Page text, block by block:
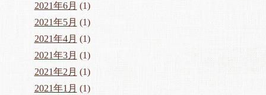
2021年6月 (1)
2021年5月 (1)
2021年4月 (1)
2021年3月 (1)
2021年2月 (1)
2021年1月 (1)